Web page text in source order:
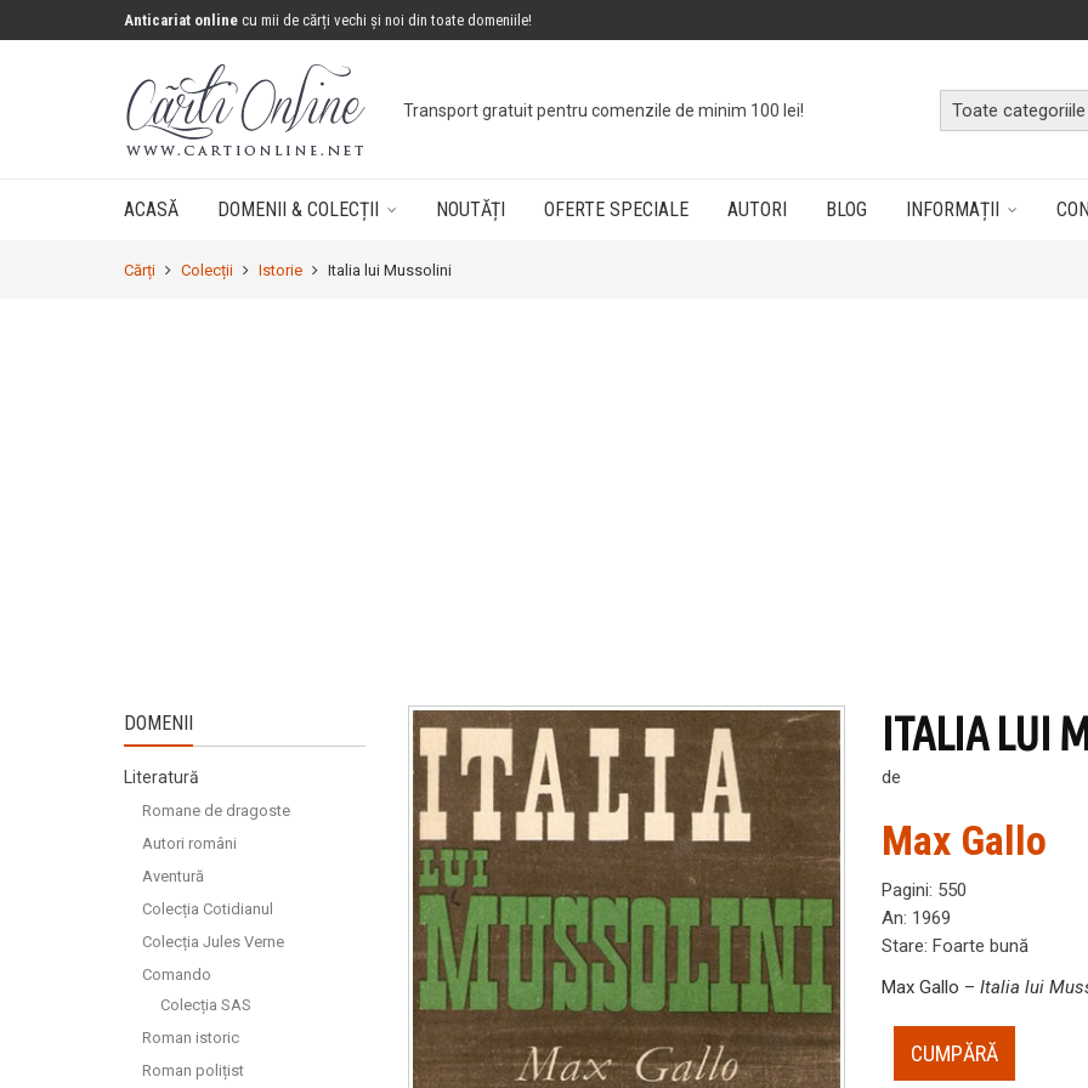
Anticariat online cu mii de cărți vechi și noi din toate domeniile!
Concurs: câștigă ocutie cu cărțidând doar un click!
ACASĂ DOMENII & COLECȚII NOUTĂȚI OFERTE SPECIALE AUTORI BLOG INFORMAȚII
Cărți Colecții Istorie Italia lui Mussolini
ITALIA LUI
de
Max Gallo
Pagini: 550
An: 1969
Stare: Foarte bună
Max Gallo – Italia lui
CUMPĂRĂ
DOMENII
Literatură
Romane de dragoste
Autori români
Aventură
Colecția Cotidianul
Colecția Jules Verne
Comando
Colecția SAS
Roman istoric
Roman polițist